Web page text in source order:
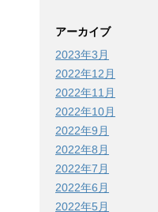
アーカイブ
2023年3月
2022年12月
2022年11月
2022年10月
2022年9月
2022年8月
2022年7月
2022年6月
2022年5月